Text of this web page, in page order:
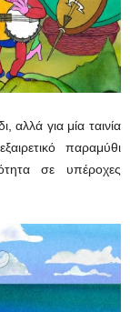
αλλά για μία ταινία
παραμύθι
σε υπέροχες